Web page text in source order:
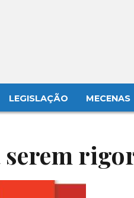
LEGISLAÇÃO MECENAS